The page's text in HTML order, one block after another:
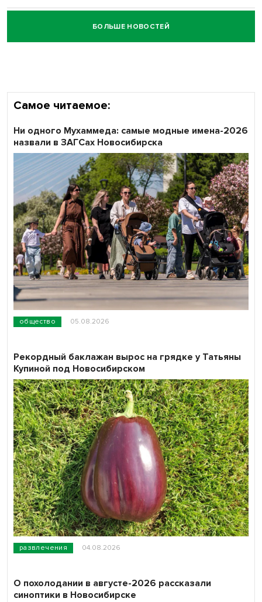
Честный выбор: видеонаблюдение обеспечит
объективность результатов ЕДГ в Новосибирской
БОЛЬШЕ НОВОСТЕЙ
Самое читаемое:
общество 05.08.2026
Ни одного Мухаммеда: самые модные имена-2026
назвали в ЗАГСах Новосибирска
развлечения 04.08.2026
Рекордный баклажан вырос на грядке у Татьяны
Купиной под Новосибирском
О похолодании в августе-2026 рассказали
синоптики в Новосибирске